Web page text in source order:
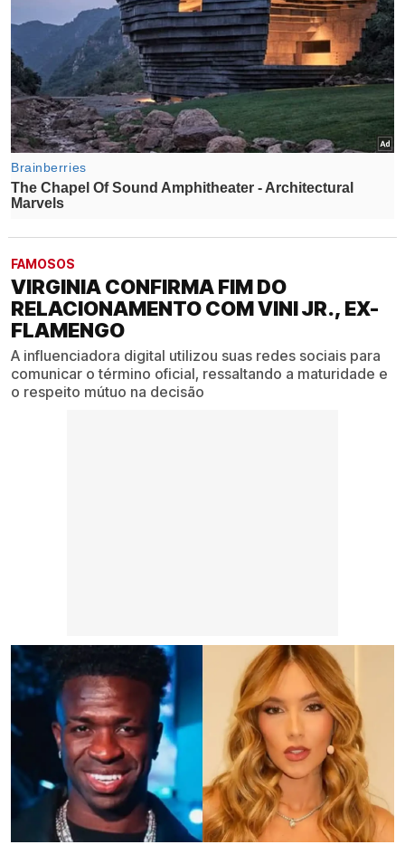
FAMOSOS
VIRGINIA CONFIRMA FIM DO
RELACIONAMENTO COM VINI JR., EX-
FLAMENGO
A influenciadora digital utilizou suas redes sociais para
comunicar o término oficial, ressaltando a maturidade e
o respeito mútuo na decisão